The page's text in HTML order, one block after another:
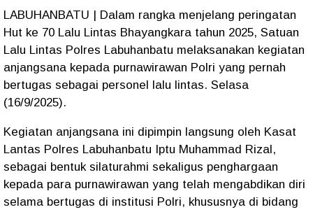
LABUHANBATU | Dalam rangka menjelang peringatan
Hut ke 70 Lalu Lintas Bhayangkara tahun 2025, Satuan
Lalu Lintas Polres Labuhanbatu melaksanakan kegiatan
anjangsana kepada purnawirawan Polri yang pernah
bertugas sebagai personel lalu lintas. Selasa
(16/9/2025).
Kegiatan anjangsana ini dipimpin langsung oleh Kasat
Lantas Polres Labuhanbatu Iptu Muhammad Rizal,
sebagai bentuk silaturahmi sekaligus penghargaan
kepada para purnawirawan yang telah mengabdikan diri
selama bertugas di institusi Polri, khususnya di bidang